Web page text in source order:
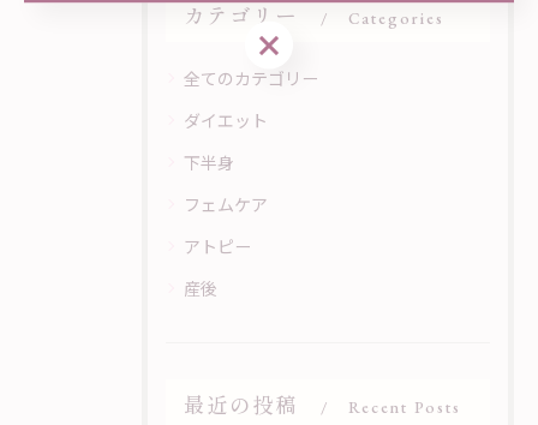
カテゴリー Categories
全てのカテゴリー
ダイエット
下半身
フェムケア
アトピー
産後
最近の投稿 Recent Posts
ご予約はこちら